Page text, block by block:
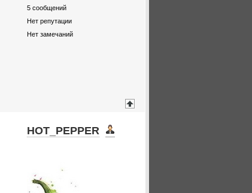
5 сообщений
Нет репутации
Нет замечаний
HOT_PEPPER